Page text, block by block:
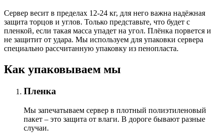
Сервер весит в пределах 12-24 кг, для него важна надёжная
защита торцов и углов. Только представьте, что будет с
пленкой, если такая масса упадет на угол. Плёнка порвется и
не защитит от удара. Мы используем для упаковки сервера
специально расcчитанную упаковку из пенопласта.
Как упаковываем мы
Пленка
Мы запечатываем сервер в плотный полиэтиленовый
пакет – это защита от влаги. В дороге бывают разные
случаи.